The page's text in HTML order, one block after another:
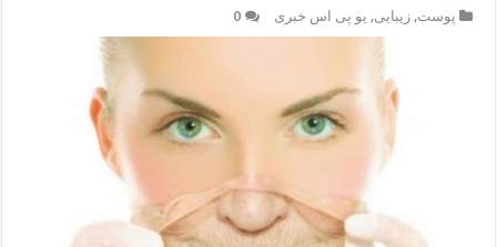
پوست,زیبایی, یو پی اس خبری 0